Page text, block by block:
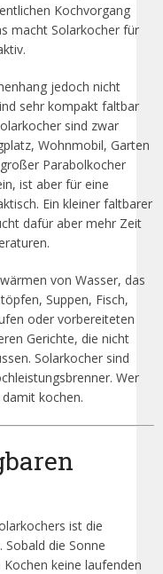
Kochvorgang
macht Solarkocher für
jedoch nicht
sehr kompakt faltbar
sind zwar
Wohnmobil, Garten
Parabolkocher
ist aber für eine
Ein kleiner faltbarer
dafür aber mehr Zeit
von Wasser, das
Suppen, Fisch,
oder vorbereiteten
Gerichte, die nicht
Solarkocher sind
Wer
kochen.
ist die
die Sonne
keine laufenden